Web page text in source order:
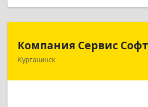
Компания Сервис Софт
Курганинск
Компания
352430, Краснодарский